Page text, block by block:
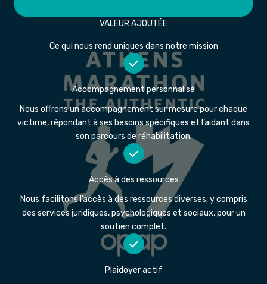
VALEUR AJOUTÉE
Ce qui nous rend uniques dans notre mission
Accompagnement personnalisé
Nous offrons un accompagnement sur mesure pour chaque
victime, répondant à ses besoins spécifiques et l’aidant dans
son parcours de réhabilitation.
Accès à des ressources
Nous facilitons l’accès à des ressources diverses, y compris
des services juridiques, psychologiques et sociaux, pour un
soutien complet.
Plaidoyer actif